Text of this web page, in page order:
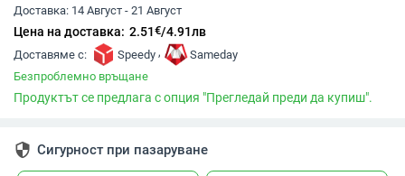
Доставка: 14 Август - 21 Август
Цена на доставка: 2.51€/4.91лв
Доставяме с: Speedy ,
Sameday
Безпроблемно връщане
Продуктът се предлага с опция "Прегледай преди да купиш".
security Сигурност при пазаруване